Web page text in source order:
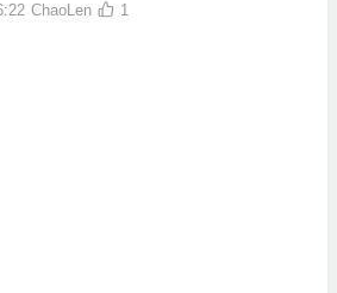
ChaoLen 1